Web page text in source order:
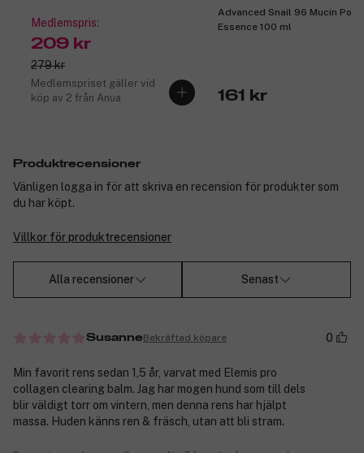
Medlemspris:
209 kr
279 kr
Medlemspriset gäller vid
köp av 2 från Anua
Advanced Snail 96 Mucin
Essence 100 ml
161 kr
Produktrecensioner
Vänligen logga in för att skriva en recension för produkter som
du har köpt.
Villkor för produktrecensioner
Alla recensioner Senast
SusanneBekräftad köpare 0
Min favorit rens sedan 1,5 år, varvat med Elemis pro
collagen clearing balm. Jag har mogen hund som till dels
blir väldigt torr om vintern, men denna rens har hjälpt
massa. Huden känns ren & fräsch, utan att bli stram.